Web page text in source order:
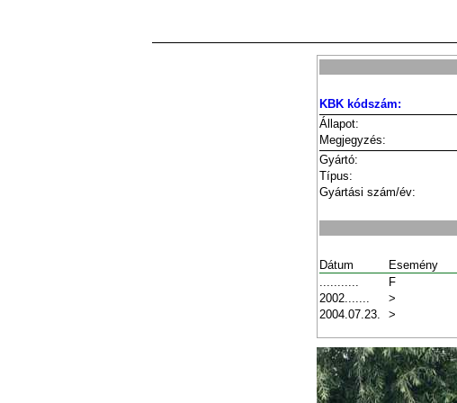
KBK kódszám:
Állapot:
Megjegyzés:
Gyártó:
Típus:
Gyártási szám/év:
Dátum Esemény
...........
F
2002.......
>
2004.07.23.
>